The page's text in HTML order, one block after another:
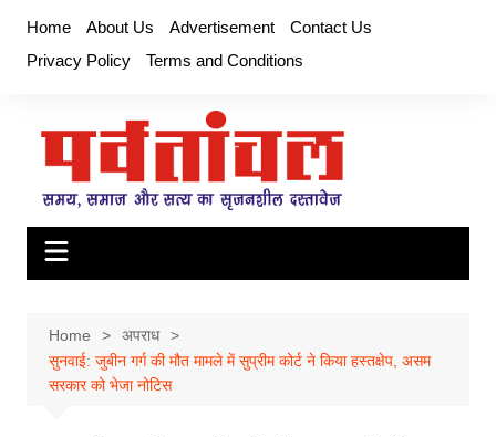
content
Home About Us Advertisement
Contact Us
Privacy Policy
Terms and Conditions
Home
अपराध
सुनवाई: जुबीन गर्ग की मौत मामले में सुप्रीम कोर्ट ने किया हस्तक्षेप, असम
सरकार को भेजा नोटिस